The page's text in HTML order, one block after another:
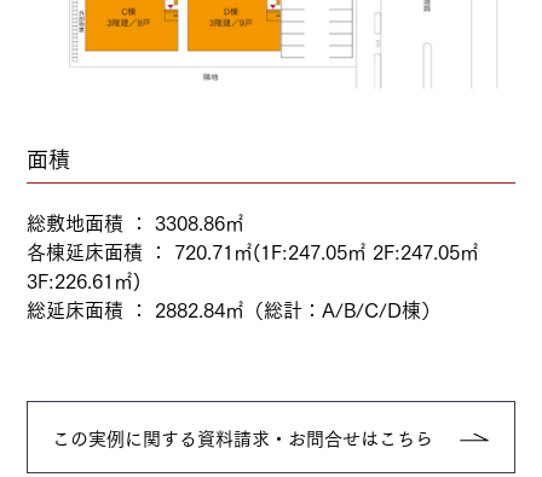
面積
総敷地面積 ：3308.86㎡
各棟延床面積 ： 720.71㎡(1F:247.05㎡ 2F:247.05㎡
3F:226.61㎡)
総延床面積 ： 2882.84㎡（総計：A/B/C/D棟）
この実例に関する資料請求・お問合せはこちら